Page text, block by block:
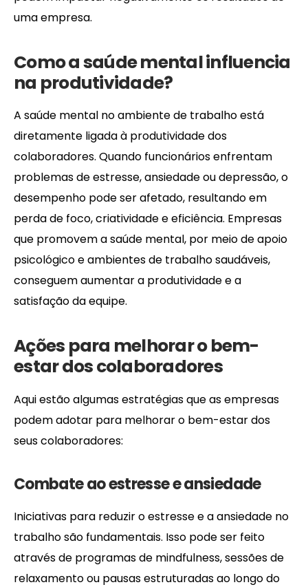
uma empresa.
Como a saúde mental influencia
na produtividade?
A saúde mental no ambiente de trabalho está
diretamente ligada à produtividade dos
colaboradores. Quando funcionários enfrentam
problemas de estresse, ansiedade ou depressão, o
desempenho pode ser afetado, resultando em
perda de foco, criatividade e eficiência. Empresas
que promovem a saúde mental, por meio de apoio
psicológico e ambientes de trabalho saudáveis,
conseguem aumentar a produtividade e a
satisfação da equipe.
Ações para melhorar o bem-
estar dos colaboradores
Aqui estão algumas estratégias que as empresas
podem adotar para melhorar o bem-estar dos
seus colaboradores:
Combate ao estresse e ansiedade
Iniciativas para reduzir o estresse e a ansiedade no
trabalho são fundamentais. Isso pode ser feito
através de programas de mindfulness, sessões de
relaxamento ou pausas estruturadas ao longo do